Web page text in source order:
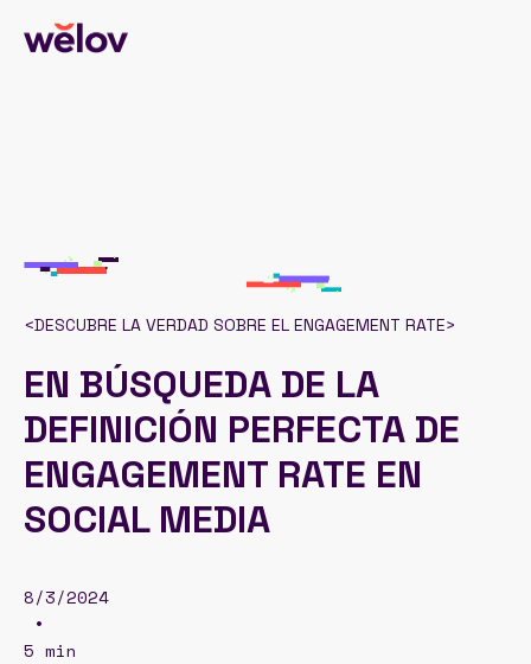
<DESCUBRE LA VERDAD SOBRE EL ENGAGEMENT RATE>
EN BÚSQUEDA DE LA
DEFINICIÓN PERFECTA DE
ENGAGEMENT RATE EN
SOCIAL MEDIA
8/3/2024
•
5 min